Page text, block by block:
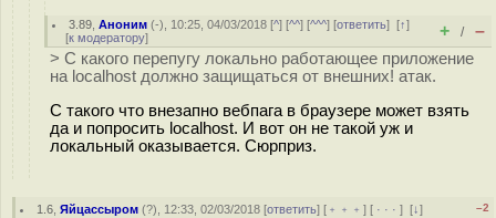
3.89 ,Аноним (-), 10:25, 04/03/2018 [^] [^^] [^^^] [ответить][↑]
[к модератору] + / –
> С какого перепугу локально работающее приложение
на localhost должно защищаться от внешних! атак.
С такого что внезапно вебпага в браузере может взять
да и попросить localhost. И вот он не такой уж и
локальный оказывается. Сюрприз.
1.6 ,Яйцассыром (?), 12:33, 02/03/2018 [ответить] [ ﹢﹢﹢] [ · · ·][↓]
–2